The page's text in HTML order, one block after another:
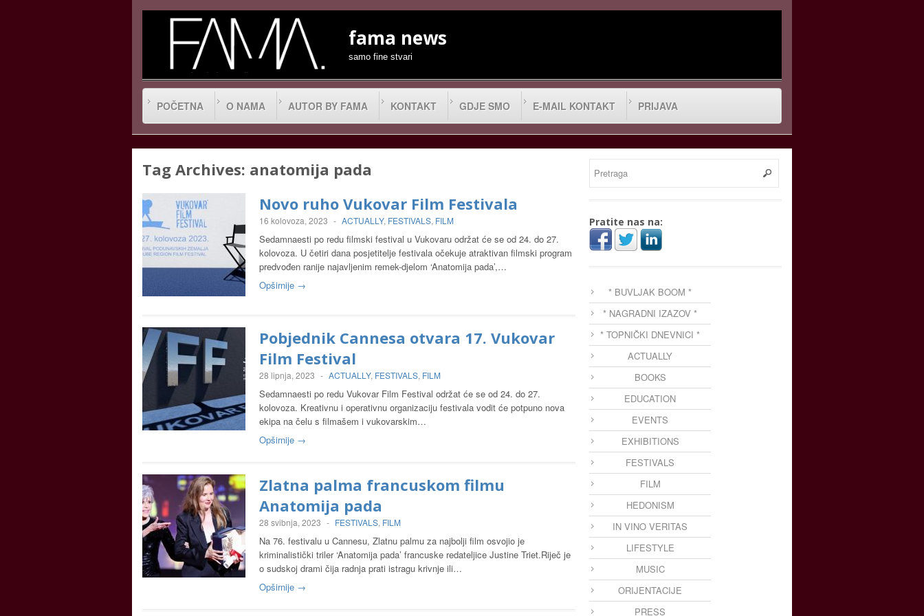
fama news
samo fine stvari
POČETNA O NAMA AUTOR BY FAMA KONTAKT GDJE SMO E-MAIL KONTAKT PRIJAVA
Tag Archives: anatomija pada
Novo ruho Vukovar Film Festivala
16 kolovoza, 2023 - ACTUALLY, FESTIVALS, FILM
Sedamnaesti po redu filmski festival u Vukovaru održat će se od 24. do 27.
kolovoza. U četiri dana posjetitelje festivala očekuje atraktivan filmski program
predvođen ranije najavljenim remek-djelom ‘Anatomija pada’,…
Opširnije →
Pobjednik Cannesa otvara 17. Vukovar
Film Festival
28 lipnja, 2023 - ACTUALLY, FESTIVALS, FILM
Sedamnaesti po redu Vukovar Film Festival održat će se od 24. do 27.
kolovoza. Kreativnu i operativnu organizaciju festivala vodit će potpuno nova
ekipa na čelu s filmašem i vukovarskim…
Opširnije →
Zlatna palma francuskom filmu
Anatomija pada
28 svibnja, 2023 - FESTIVALS, FILM
Na 76. festivalu u Cannesu, Zlatnu palmu za najbolji film osvojio je
kriminalistički triler ‘Anatomija pada’ francuske redateljice Justine Triet.Riječ je
o sudskoj drami čija radnja prati istragu krivnje ili…
Opširnije →
Pratite nas na:
* BUVLJAK BOOM *
* NAGRADNI IZAZOV *
* TOPNIČKI DNEVNICI *
ACTUALLY
BOOKS
EDUCATION
EVENTS
EXHIBITIONS
FESTIVALS
FILM
HEDONISM
IN VINO VERITAS
LIFESTYLE
MUSIC
ORIJENTACIJE
PRESS